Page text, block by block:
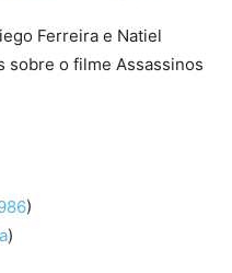
Ferreira e Natiel
sobre o filme Assassinos
)
)